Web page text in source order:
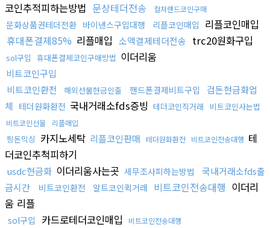
코인추적피하는방법 문상테더전송 컬쳐랜드코인구매
문화상품권테더전환 바이낸스구입대행 리플코인매입 리플코인매입
휴대폰결제85% 리플매입 소액결제테더전송 trc20원화구입
sol구입 휴대폰결제코인구매방법 이더리움
비트코인구입
비트코인환전
해외선물현금인출 핸드폰결제비트구입
검돈현금화업
체 테더원화환전 국내거래소fds증빙 테더코인직거래 비트코인사는법
비트코인선물 리플매입
핑돈믹싱 카지노세탁 리플코인판매 테더원화환전 비트코인전송대행 테
더코인추척피하기
usdc현금화 이더리움사는곳 세무조사피하는방법
국내거래소fds출
금시간
비트코인환전 알트코인퀵거래 비트코인전송대행 이더리
움 리플
sol구입 카드로테더코인매입 비트코인전송대행